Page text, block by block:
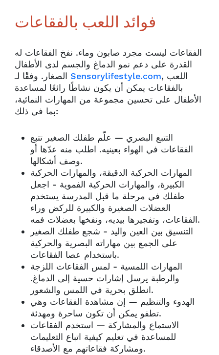
فوائد اللعب بالفقاعات
الفقاعات ليست مجرد صابون وماء. نفخ الفقاعات له
القدرة على دعم نمو الدماغ والجسم لدى الأطفال
Sensorylifestyle.com, اللعب
بالفقاعات يمكن أن يكون نشاطًا رائعًا لمساعدة
الأطفال على تحسين مجموعة من المهارات النمائية،
بما في ذلك:
التتبع البصري — علّم طفلك الصغير تتبع
الفقاعات في الهواء بعينيه. اطلب منه عدّها أو
وصف أشكالها.
المهارات الحركية الدقيقة، والمهارات الحركية
الكبيرة، والمهارات الحركية الفموية - اجعل
طفلك في مرحلة ما قبل المدرسة يستخدم
العضلات الصغيرة والكبيرة للركض وراء
الفقاعات، وتفجيرها بيديه، ونفخها بعضلات فمه.
التنسيق بين العين واليد - شجع طفلك الصغير
على الجمع بين مهاراته البصرية والحركية
باستخدام عصا الفقاعات.
المهارات اللمسية - لمس الفقاعات اللزجة
والرطبة يرسل إشارات حسية إلى الدماغ.
انطلق بحرية في اللمس والشعور.
الهدوء والتنظيم — إن مشاهدة الفقاعات وهي
تطفو يمكن أن تكون ساحرة ومهدئة.
الاستماع والمشاركة — استخدم الفقاعات
للمساعدة في تعليم كيفية اتباع التعليمات
ومشاركة فقاعاتهم مع الأصدقاء.